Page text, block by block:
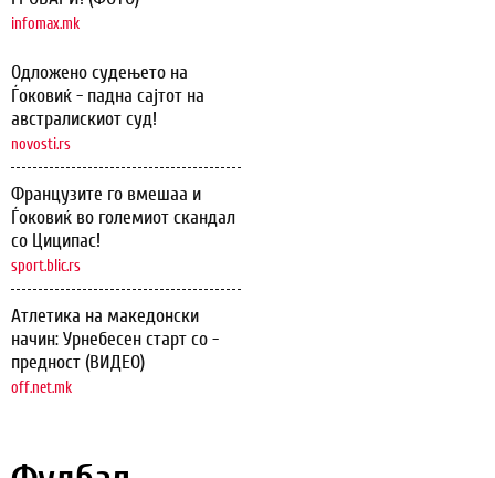
infomax.mk
Одложено судењето на
Ѓоковиќ - падна сајтот на
австралискиот суд!
novosti.rs
Французите го вмешаа и
Ѓоковиќ во големиот скандал
со Циципас!
sport.blic.rs
Атлетика на македонски
начин: Урнебесен старт со -
предност (ВИДЕО)
off.net.mk